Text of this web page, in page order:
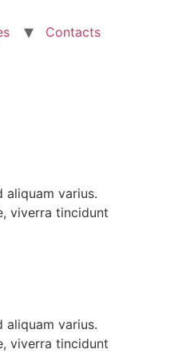
Contacts
aliquam varius.
viverra tincidunt
aliquam varius.
viverra tincidunt